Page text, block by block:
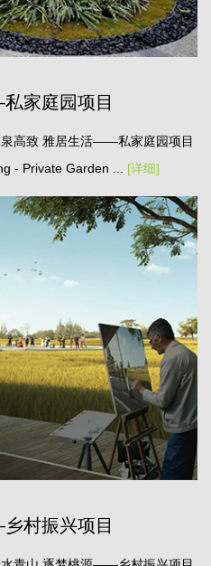
家庭园项目
高致 雅居生活——私家庭园项目
- Private Garden ...
[详细]
村振兴项目